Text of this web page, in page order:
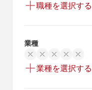
職種を選択する
業種
業種を選択する